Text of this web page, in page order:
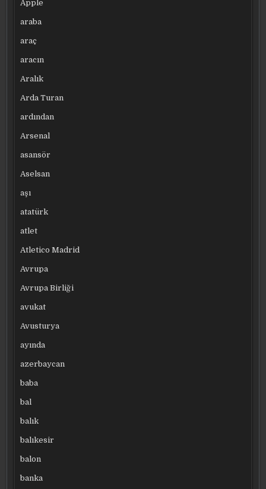
Apple
araba
araç
aracın
Aralık
Arda Turan
ardından
Arsenal
asansör
Aselsan
aşı
atatürk
atlet
Atletico Madrid
Avrupa
Avrupa Birliği
avukat
Avusturya
ayında
azerbaycan
baba
bal
balık
balıkesir
balon
banka